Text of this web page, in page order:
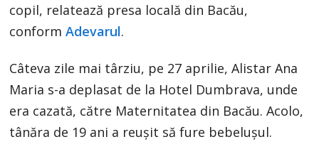
copil, relatează presa locală din Bacău,
conformAdevarul.
Câteva zile mai târziu, pe 27 aprilie, Alistar Ana
Maria s-a deplasat de la Hotel Dumbrava, unde
era cazată, către Maternitatea din Bacău. Acolo,
tânăra de 19 ani a reușit să fure bebelușul.